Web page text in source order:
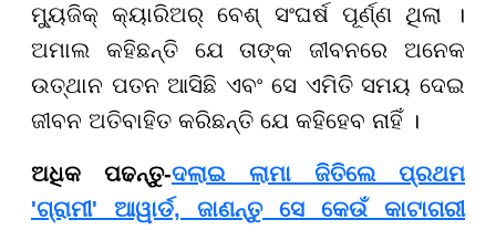
ମ୍ୟୁଜିକ୍ କ୍ୟାରିଅର୍ ବେଶ୍ ସଂଘର୍ଷ ପୂର୍ଣ୍ଣ ଥିଲା ।
ଅମାଲ କହିଛନ୍ତି ଯେ ତାଙ୍କ ଜୀବନରେ ଅନେକ
ଉତ୍ଥାନ ପତନ ଆସିଛି ଏବଂ ସେ ଏମିତି ସମୟ ଦେଇ
ଜୀବନ ଅତିବାହିତ କରିଛନ୍ତି ଯେ କହିହେବ ନାହିଁ ।
ଅଧିକ ପଢନ୍ତୁ-ଦଲାଇ ଲାମା ଜିତିଲେ ପ୍ରଥମ
'ଗ୍ରାମୀ' ଆୱାର୍ଡ, ଜାଣନ୍ତୁ ସେ କେଉଁ କାଟାଗରୀ